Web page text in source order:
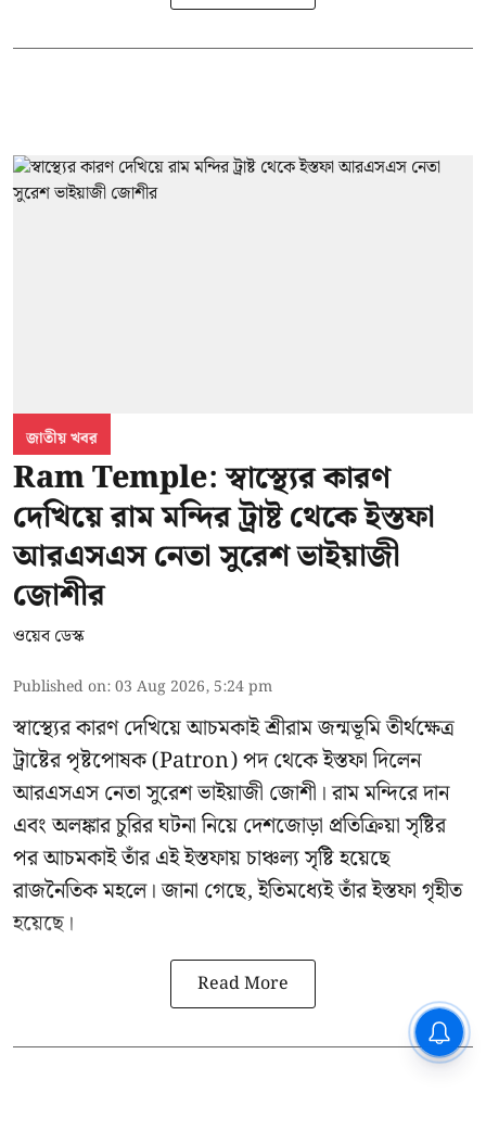
জাতীয় খবর
Ram Temple: স্বাস্থ্যের কারণ
দেখিয়ে রাম মন্দির ট্রাষ্ট থেকে ইস্তফা
আরএসএস নেতা সুরেশ ভাইয়াজী
জোশীর
ওয়েব ডেস্ক
Published on:03 Aug 2026, 5:24 pm
স্বাস্থ্যের কারণ দেখিয়ে আচমকাইশ্রীরাম জন্মভূমি তীর্থক্ষেত্র
ট্রাষ্টেরপৃষ্টপোষক (Patron) পদ থেকে ইস্তফা দিলেন
আরএসএস নেতা সুরেশ ভাইয়াজী জোশী। রাম মন্দিরে দান
এবং অলঙ্কার চুরির ঘটনা নিয়ে দেশজোড়া প্রতিক্রিয়া সৃষ্টির
পর আচমকাই তাঁর এই ইস্তফায় চাঞ্চল্য সৃষ্টি হয়েছে
রাজনৈতিক মহলে। জানা গেছে, ইতিমধ্যেই তাঁর ইস্তফা গৃহীত
হয়েছে।
Read More